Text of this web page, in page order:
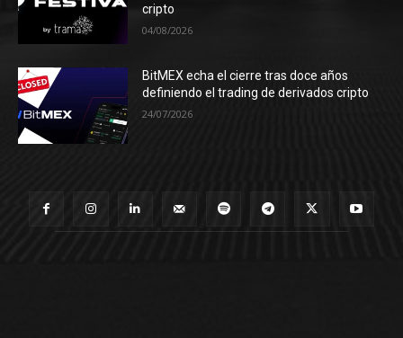
cripto
04/08/2026
BitMEX echa el cierre tras doce años
definiendo el trading de derivados cripto
24/07/2026